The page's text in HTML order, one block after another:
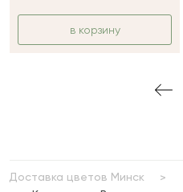
в корзину
Доставка цветов Минск